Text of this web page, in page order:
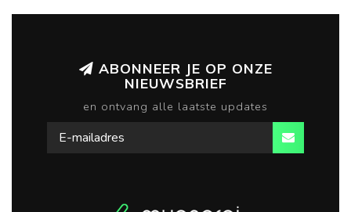
ABONNEER JE OP ONZE
NIEUWSBRIEF
en ontvang alle laatste updates